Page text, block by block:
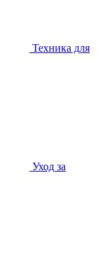
Техника для
Уход за